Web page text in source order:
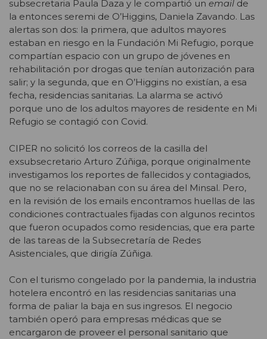
subsecretaria Paula Daza y le compartió un email de
la entonces seremi de O’Higgins, Daniela Zavando. Las
alertas son dos: la primera, que adultos mayores
estaban en riesgo en la Fundación Mi Refugio, porque
compartían espacio con un grupo de jóvenes en
rehabilitación por drogas que tenían autorización para
salir; y la segunda, que en O’Higgins no existían, a esa
fecha, residencias sanitarias. La alarma se activó
porque uno de los adultos mayores de residente en Mi
Refugio se contagió con Covid.
CIPER no solicitó los correos de la casilla del
exsubsecretario Arturo Zúñiga, porque originalmente
investigamos los reportes de fallecidos y contagiados,
que no se relacionaban con su área del Minsal. Pero,
en la revisión de los emails encontramos huellas de las
condiciones contractuales fijadas con algunos recintos
que fueron ocupados como residencias, que era parte
de las tareas de la Subsecretaría de Redes
Asistenciales, que dirigía Zúñiga.
Con el turismo congelado por la pandemia, la industria
hotelera encontró en las residencias sanitarias una
forma de paliar la baja en sus ingresos. El negocio
también operó para empresas médicas que se
encargaron de proveer el personal sanitario que